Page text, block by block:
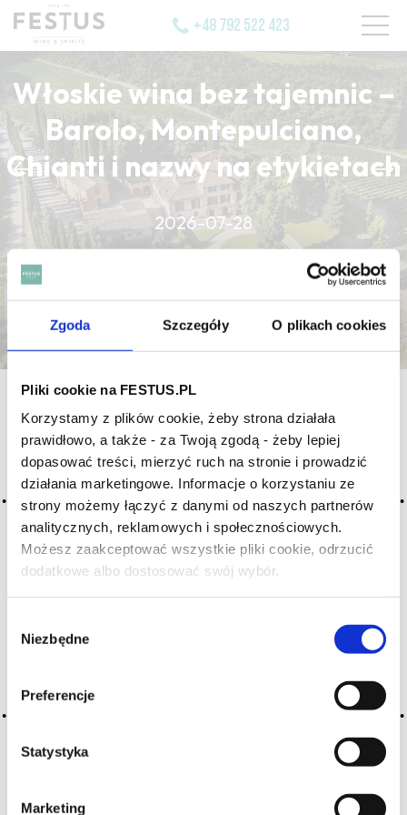
Zgoda Szczegóły O plikach cookies
Pliki cookie na FESTUS.PL
Korzystamy z plików cookie, żeby strona działała
prawidłowo, a także - za Twoją zgodą - żeby lepiej
dopasować treści, mierzyć ruch na stronie i prowadzić
działania marketingowe. Informacje o korzystaniu ze
strony możemy łączyć z danymi od naszych partnerów
analitycznych, reklamowych i społecznościowych.
Możesz zaakceptować wszystkie pliki cookie, odrzucić
dodatkowe albo dostosować swój wybór.
zgody
Niezbędne
Preferencje
Statystyka
Marketing
Czy masz ukończone 18 lat?
+48 792 522 423
Włoskie wina bez tajemnic –
Barolo, Montepulciano,
Chianti i nazwy na etykietach
2026-07-28
CZYTAJ WIĘCEJ
strona główna / poudre
Archiwum wpisów tagu: poudre
proch strzelniczy
2016-05-10
aromat empireumatyczny; krzemienne